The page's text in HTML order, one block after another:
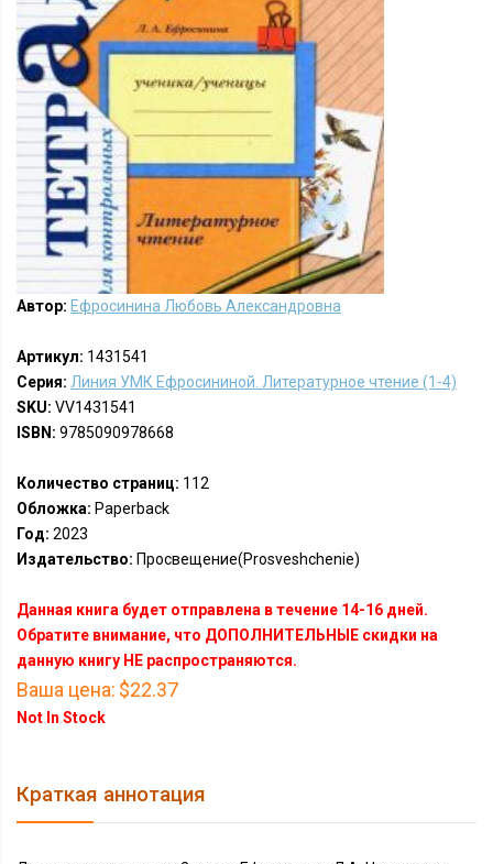
Автор: Ефросинина Любовь Александровна
Артикул: 1431541
Серия: Линия УМК Ефросининой. Литературное чтение (1-4)
SKU: VV1431541
ISBN: 9785090978668
Количество страниц: 112
Обложка: Paperback
Год: 2023
Издательство: Просвещение(Prosveshchenie)
Данная книга будет отправлена в течение 14-16 дней.
Обратите внимание, что ДОПОЛНИТЕЛЬНЫЕ скидки на
данную книгу НЕ распространяются.
Ваша цена: $22.37
Not In Stock
Краткая аннотация